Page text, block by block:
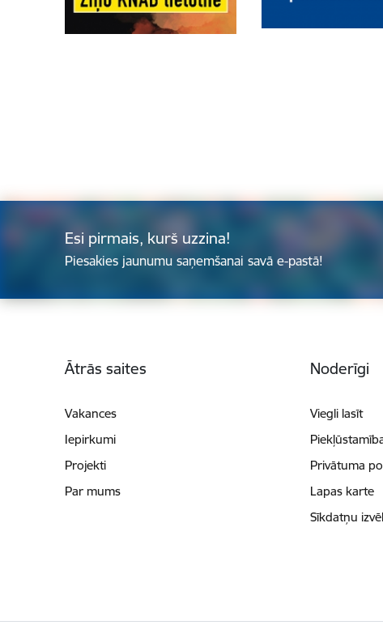
Esi pirmais, kurš uzzina!
Piesakies jaunumu saņemšanai savā e-pastā!
Ātrās saites
Vakances
Iepirkumi
Projekti
Par mums
Noderīgi
Viegli lasīt
Privātuma
Lapas karte
Sīkdatņu